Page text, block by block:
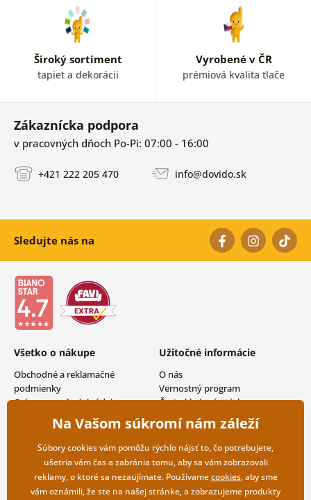
Široký sortiment
tapiet a dekorácii
Vyrobené v ČR
prémiová kvalita tlače
Zákaznícka podpora
v pracovných dňoch Po-Pi: 07:00 - 16:00
+421 222 205 470 info@dovido.sk
Sledujte nás na
Všetko o nákupe
Obchodné a reklamačné
podmienky
Ochrana osobných údajov
Možnosti dopravy a platby
Vrátenie tovaru
Užitočné informácie
O nás
Vernostný program
Často kladené otázky
Magazín
Kontakty
Veľkoobchodná spolupráca
Na Vašom súkromí nám záleží
Súbory cookies vám pomôžu rýchlo nájsť to, čo potrebujete,
ušetria vám čas a zabránia tomu, aby sa vám zobrazovali
reklamy, o ktoré sa nezaujímate. Používamecookies, aby sme
vám oznámili, že ste na našej stránke, a zobrazujeme produkty